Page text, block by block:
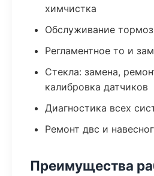
химчистка
Обслуживание
Регламентное то и
Стекла: замена,
калибровка датчиков
Диагностика всех
Ремонт двс и
Преимущества